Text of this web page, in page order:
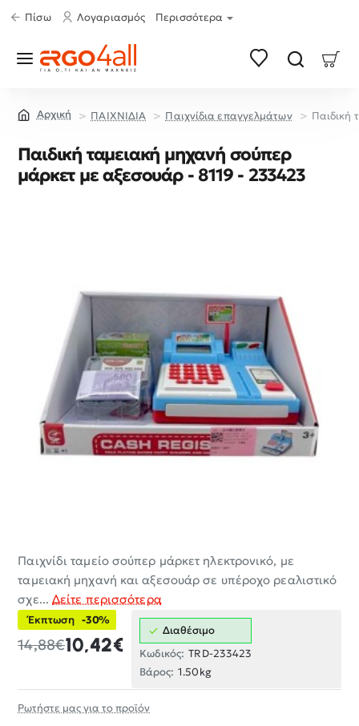
Πίσω Λογαριασμός Περισσότερα
ΠΑΙΧΝΙΔΙΑ Παιχνίδια επαγγελμάτων Παιδική
Παιδική ταμειακή μηχανή σούπερ
μάρκετ με αξεσουάρ - 8119 - 233423
Παιχνίδι ταμείο σούπερ μάρκετ ηλεκτρονικό, με
ταμειακή μηχανή και αξεσουάρ σε υπέροχο ρεαλιστικό
σχε...Δείτε περισσότερα
Έκπτωση -30%
10,42€
14,88€
Διαθέσιμο
Κωδικός: TRD-233423
Βάρος: 1.50kg
Ρωτήστε μας για το προϊόν